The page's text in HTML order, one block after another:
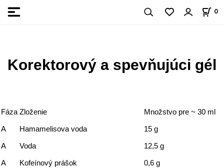
0
Korektorový a spevňujúci gél
Fáza Zloženie
Množstvo pre ~ 30 ml
A
Hamamelisova voda
15 g
A
Voda
12,5 g
A
Kofeínový prášok
0,6 g